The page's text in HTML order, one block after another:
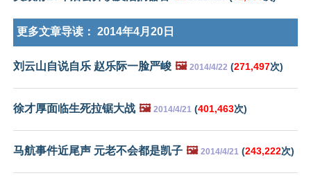
更多文章导读： 2014年4月20日
刘云山自说自乐 赵乐际一脸严峻 🖼️ 2014/4/22 (271,497次)
徐才厚面临生死拉锯大战 🖼️ 2014/4/21 (401,463次)
马航事件近尾声 元老不会都是凯子 🖼️ 2014/4/21 (243,222次)